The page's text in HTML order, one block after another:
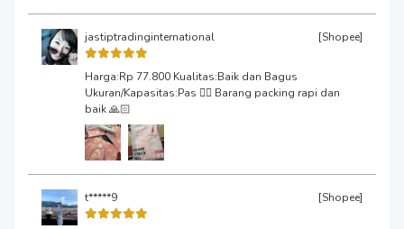
jastiptradinginternational [Shopee]
Harga:Rp 77.800 Kualitas:Baik dan Bagus
Ukuran/Kapasitas:Pas 👌🏻 Barang packing rapi dan
baik 🙏🏻
t*****9 [Shopee]